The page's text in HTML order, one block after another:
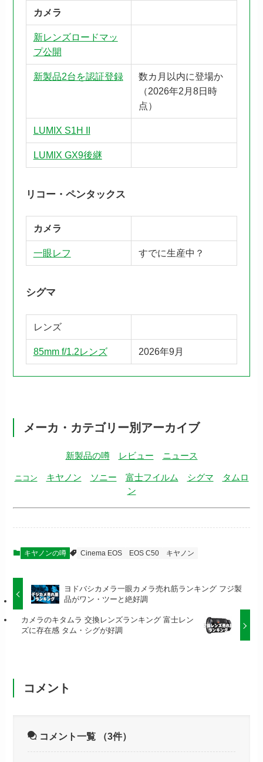
カメラ
新レンズロードマッ
プ公開
新製品2台を認証登録
数カ月以内に登場か
（2026年2月8日時
点）
LUMIX S1H II
LUMIX GX9後継
リコー・ペンタックス
カメラ
一眼レフ すでに生産中？
シグマ
レンズ
85mm f/1.2レンズ 2026年9月
メーカ・カテゴリー別アーカイブ
新製品の噂 レビュー ニュース
ニコン キヤノン ソニー 富士フイルム シグマ
タムロ
ン
キヤノンの噂 Cinema EOS EOS C50 キヤノン
ヨドバシカメラ一眼カメラ売れ筋ランキング フジ製
品がワン・ツーと絶好調
カメラのキタムラ 交換レンズランキング 富士レン
ズに存在感 タム・シグが好調
コメント
コメント一覧 （3件）